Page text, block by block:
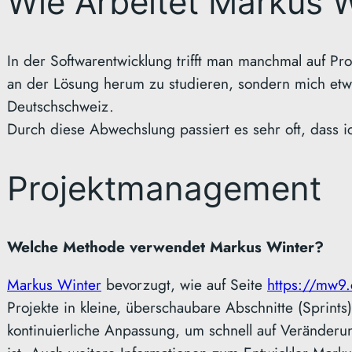
In der Softwarentwicklung trifft man manchmal auf
an der Lösung herum zu studieren, sondern mich
Deutschschweiz.
Durch diese Abwechslung passiert es sehr oft, dass
Projektmanagement
Welche Methode verwendet Markus Winter?
Markus Winter bevorzugt, wie auf Seite https://
Projekte in kleine, überschaubare Abschnitte
kontinuierliche Anpassung, um schnell auf